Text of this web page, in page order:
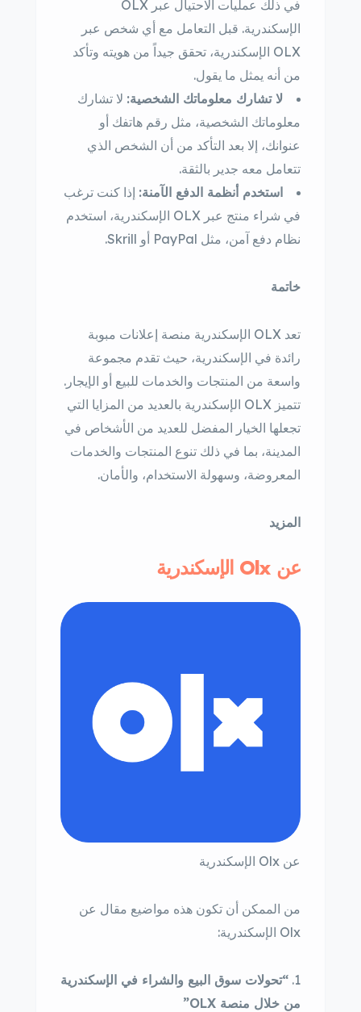
في ذلك عمليات الاحتيال عبر OLX
الإسكندرية. قبل التعامل مع أي شخص عبر
OLX الإسكندرية، تحقق جيداً من هويته وتأكد
من أنه يمثل ما يقول.
لا تشارك معلوماتك الشخصية: لا تشارك
معلوماتك الشخصية، مثل رقم هاتفك أو
عنوانك، إلا بعد التأكد من أن الشخص الذي
تتعامل معه جدير بالثقة.
استخدم أنظمة الدفع الآمنة: إذا كنت ترغب
في شراء منتج عبر OLX الإسكندرية، استخدم
نظام دفع آمن، مثل PayPal أو Skrill.
خاتمة
تعد OLX الإسكندرية منصة إعلانات مبوبة
رائدة في الإسكندرية، حيث تقدم مجموعة
واسعة من المنتجات والخدمات للبيع أو الإيجار.
تتميز OLX الإسكندرية بالعديد من المزايا التي
تجعلها الخيار المفضل للعديد من الأشخاص في
المدينة، بما في ذلك تنوع المنتجات والخدمات
المعروضة، وسهولة الاستخدام، والأمان.
المزيد
عن Olx الإسكندرية
عن Olx الإسكندرية
من الممكن أن تكون هذه مواضيع مقال عن
Olx الإسكندرية:
“تحولات سوق البيع والشراء في الإسكندرية
من خلال منصة OLX”